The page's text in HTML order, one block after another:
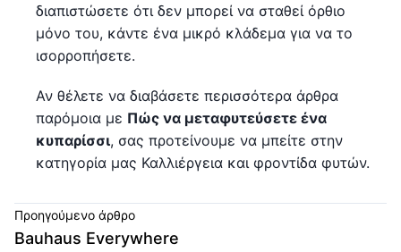
διαπιστώσετε ότι δεν μπορεί να σταθεί όρθιο
μόνο του, κάντε ένα μικρό κλάδεμα για να το
ισορροπήσετε.
Αν θέλετε να διαβάσετε περισσότερα άρθρα
παρόμοια με Πώς να μεταφυτεύσετε ένα
κυπαρίσσι, σας προτείνουμε να μπείτε στην
κατηγορία μας Καλλιέργεια και φροντίδα φυτών.
Προηγούμενο άρθρο
Bauhaus Everywhere